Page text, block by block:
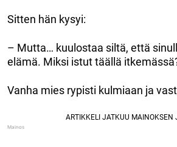
Sitten hän kysyi:
– Mutta… kuulostaa siltä, ​​että
elämä. Miksi istut täällä
Vanha mies rypisti kulmiaan ja